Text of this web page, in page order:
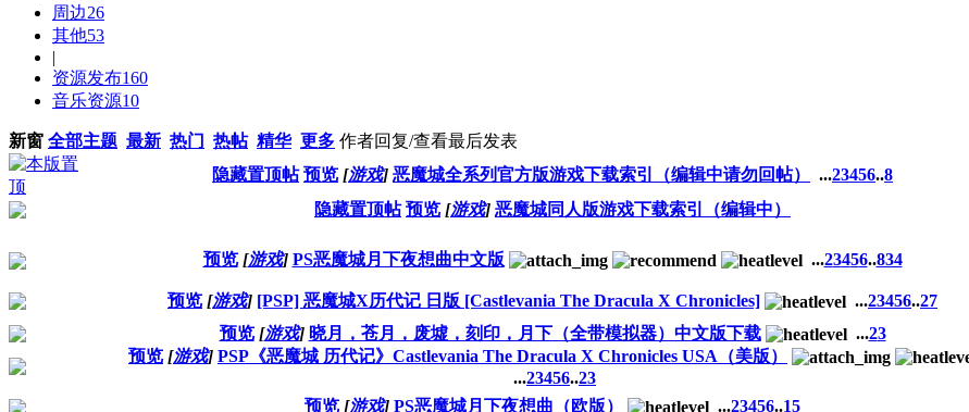
周边26
其他53
|
资源发布160
音乐资源10
新窗 全部主题 最新 热门 热帖 精华 更多 作者回复/查看最后发表
隐藏置顶帖 预览 [游戏] 恶魔城全系列官方版游戏下载索引（编辑中请勿回帖） ...23456..8
隐藏置顶帖 预览 [游戏] 恶魔城同人版游戏下载索引（编辑中）
预览 [游戏] PS恶魔城月下夜想曲中文版 ...23456..834
预览 [游戏] [PSP] 恶魔城X历代记 日版 [Castlevania The Dracula X Chronicles] ...23456..27
预览 [游戏] 晓月，苍月，废墟，刻印，月下（全带模拟器）中文版下载 ...23
预览 [游戏] PSP《恶魔城 历代记》Castlevania The Dracula X Chronicles USA（美版）
...23456..23
预览 [游戏] PS恶魔城月下夜想曲（欧版） ...23456..15